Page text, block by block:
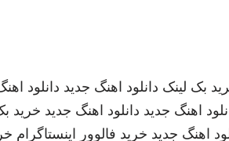
بک لینک دانلود اهنگ جدید دانلود
اهنگ جدید دانلود اهنگ جدید خرید
اهنگ جدید خرید فالوور اینستاگرام